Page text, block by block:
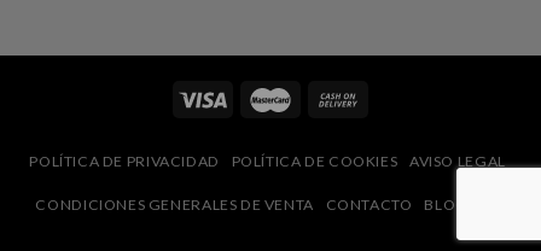
POLÍTICA DE PRIVACIDAD POLÍTICA DE COOKIES AVISO LEGAL
CONDICIONES GENERALES DE VENTA CONTACTO BLOG